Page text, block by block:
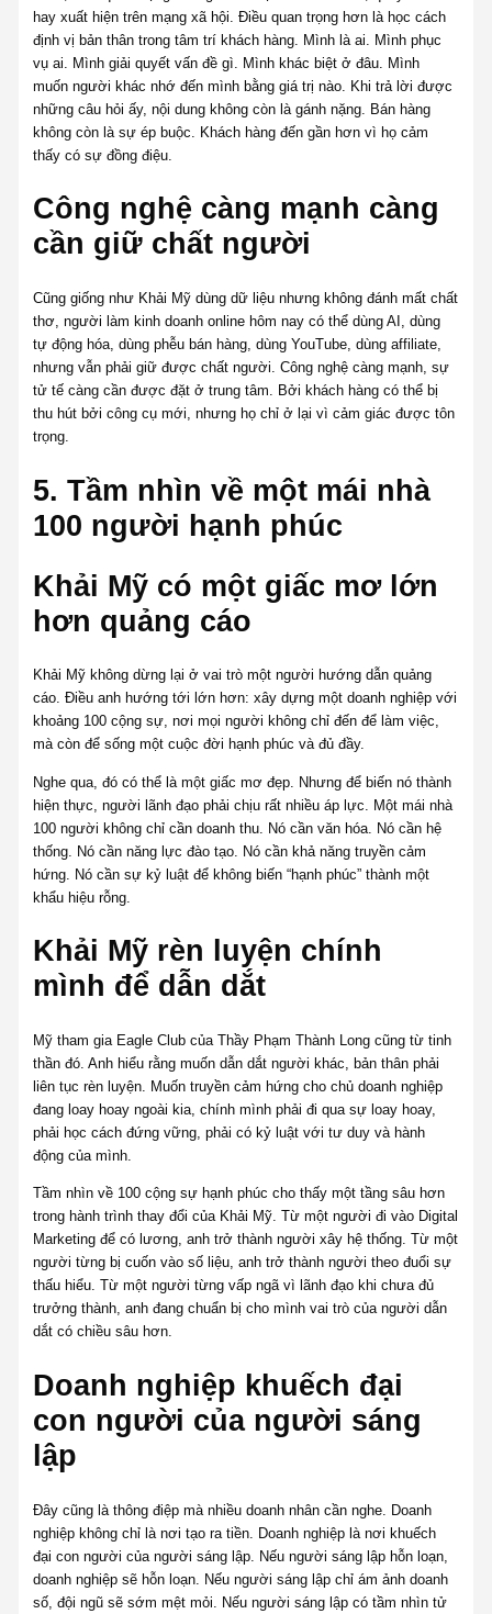
hay xuất hiện trên mạng xã hội. Điều quan trọng hơn là học cách
định vị bản thân trong tâm trí khách hàng. Mình là ai. Mình phục
vụ ai. Mình giải quyết vấn đề gì. Mình khác biệt ở đâu. Mình
muốn người khác nhớ đến mình bằng giá trị nào. Khi trả lời được
những câu hỏi ấy, nội dung không còn là gánh nặng. Bán hàng
không còn là sự ép buộc. Khách hàng đến gần hơn vì họ cảm
thấy có sự đồng điệu.
Công nghệ càng mạnh càng
cần giữ chất người
Cũng giống như Khải Mỹ dùng dữ liệu nhưng không đánh mất chất
thơ, người làm kinh doanh online hôm nay có thể dùng AI, dùng
tự động hóa, dùng phễu bán hàng, dùng YouTube, dùng affiliate,
nhưng vẫn phải giữ được chất người. Công nghệ càng mạnh, sự
tử tế càng cần được đặt ở trung tâm. Bởi khách hàng có thể bị
thu hút bởi công cụ mới, nhưng họ chỉ ở lại vì cảm giác được tôn
trọng.
5. Tầm nhìn về một mái nhà
100 người hạnh phúc
Khải Mỹ có một giấc mơ lớn
hơn quảng cáo
Khải Mỹ không dừng lại ở vai trò một người hướng dẫn quảng
cáo. Điều anh hướng tới lớn hơn: xây dựng một doanh nghiệp với
khoảng 100 cộng sự, nơi mọi người không chỉ đến để làm việc,
mà còn để sống một cuộc đời hạnh phúc và đủ đầy.
Nghe qua, đó có thể là một giấc mơ đẹp. Nhưng để biến nó thành
hiện thực, người lãnh đạo phải chịu rất nhiều áp lực. Một mái nhà
100 người không chỉ cần doanh thu. Nó cần văn hóa. Nó cần hệ
thống. Nó cần năng lực đào tạo. Nó cần khả năng truyền cảm
hứng. Nó cần sự kỷ luật để không biến “hạnh phúc” thành một
khẩu hiệu rỗng.
Khải Mỹ rèn luyện chính
mình để dẫn dắt
Mỹ tham gia Eagle Club của Thầy Phạm Thành Long cũng từ tinh
thần đó. Anh hiểu rằng muốn dẫn dắt người khác, bản thân phải
liên tục rèn luyện. Muốn truyền cảm hứng cho chủ doanh nghiệp
đang loay hoay ngoài kia, chính mình phải đi qua sự loay hoay,
phải học cách đứng vững, phải có kỷ luật với tư duy và hành
động của mình.
Tầm nhìn về 100 cộng sự hạnh phúc cho thấy một tầng sâu hơn
trong hành trình thay đổi của Khải Mỹ. Từ một người đi vào Digital
Marketing để có lương, anh trở thành người xây hệ thống. Từ một
người từng bị cuốn vào số liệu, anh trở thành người theo đuổi sự
thấu hiểu. Từ một người từng vấp ngã vì lãnh đạo khi chưa đủ
trưởng thành, anh đang chuẩn bị cho mình vai trò của người dẫn
dắt có chiều sâu hơn.
Doanh nghiệp khuếch đại
con người của người sáng
lập
Đây cũng là thông điệp mà nhiều doanh nhân cần nghe. Doanh
nghiệp không chỉ là nơi tạo ra tiền. Doanh nghiệp là nơi khuếch
đại con người của người sáng lập. Nếu người sáng lập hỗn loạn,
doanh nghiệp sẽ hỗn loạn. Nếu người sáng lập chỉ ám ảnh doanh
số, đội ngũ sẽ sớm mệt mỏi. Nếu người sáng lập có tầm nhìn tử